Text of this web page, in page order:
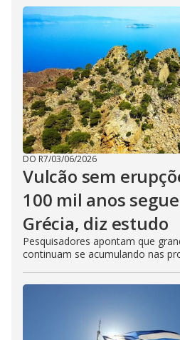
DO R7/03/06/2026
Vulcão sem
100 mil anos
Grécia, diz estudo
Pesquisadores apontam que
continuam se acumulando nas